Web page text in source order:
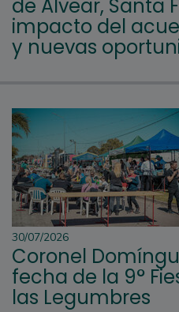
de Alvear, Santa
impacto del
y nuevas
30/07/2026
Coronel
fecha de la 9°
las Legumbres